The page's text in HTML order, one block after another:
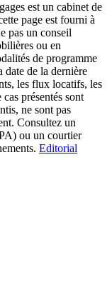
est un cabinet de
page est fourni à
pas un conseil
ou en
de programme
date de la dernière
les flux locatifs, les
présentés sont
ne sont pas
Consultez un
ou un courtier
Editorial